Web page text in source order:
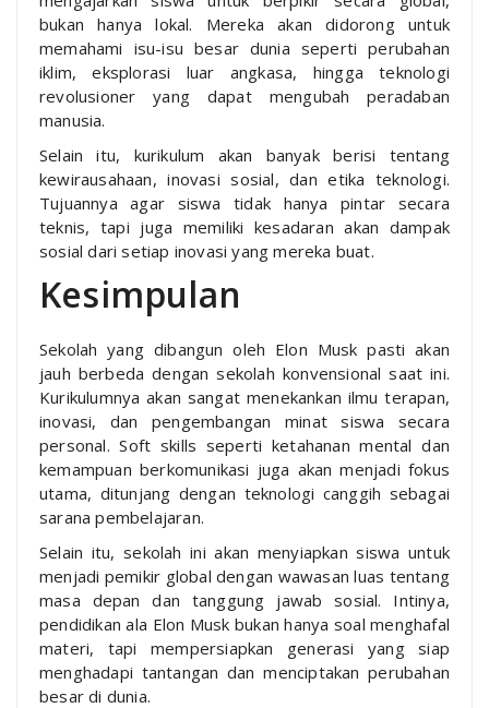
bukan hanya lokal. Mereka akan didorong untuk
memahami isu-isu besar dunia seperti perubahan
iklim, eksplorasi luar angkasa, hingga teknologi
revolusioner yang dapat mengubah peradaban
manusia.
Selain itu, kurikulum akan banyak berisi tentang
kewirausahaan, inovasi sosial, dan etika teknologi.
Tujuannya agar siswa tidak hanya pintar secara
teknis, tapi juga memiliki kesadaran akan dampak
sosial dari setiap inovasi yang mereka buat.
Kesimpulan
Sekolah yang dibangun oleh Elon Musk pasti akan
jauh berbeda dengan sekolah konvensional saat ini.
Kurikulumnya akan sangat menekankan ilmu terapan,
inovasi, dan pengembangan minat siswa secara
personal. Soft skills seperti ketahanan mental dan
kemampuan berkomunikasi juga akan menjadi fokus
utama, ditunjang dengan teknologi canggih sebagai
sarana pembelajaran.
Selain itu, sekolah ini akan menyiapkan siswa untuk
menjadi pemikir global dengan wawasan luas tentang
masa depan dan tanggung jawab sosial. Intinya,
pendidikan ala Elon Musk bukan hanya soal menghafal
materi, tapi mempersiapkan generasi yang siap
menghadapi tantangan dan menciptakan perubahan
besar di dunia.